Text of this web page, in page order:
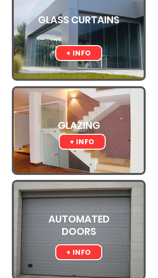
GLASS CURTAINS
GLAZING
AUTOMATED
DOORS
+ INFO
+ INFO
+ INFO